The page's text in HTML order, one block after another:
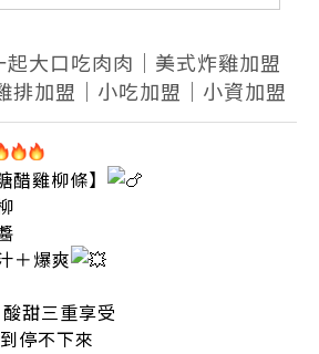
大口吃肉肉｜美式炸雞加盟
排加盟｜小吃加盟｜小資加盟
醋雞柳條】
＋爆爽
甜三重享受
停不下來